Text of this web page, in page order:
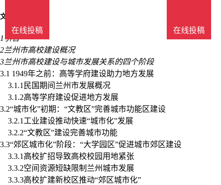
文章目录
1引言
2兰州市高校建设概况
3兰州市高校建设与城市发展关系的四个阶段
3.1 1949年之前：高等学府建设助力地方发展
3.1.1民国期间兰州市发展概况
3.1.2高等学府建设促进地方发展
3.2“城市化”初期：“文教区”完善城市功能区建设
3.2.1工业建设推动快速“城市化”发展
3.2.2“文教区”建设完善城市功能
3.3“郊区城市化”阶段：“大学园区”促进城市郊区建设
3.3.1高校扩招导致高校校园用地紧张
3.3.2空间资源短缺限制兰州城市发展
3.3.3高校扩建新校区推动“郊区城市化”
在线投稿
在线投稿